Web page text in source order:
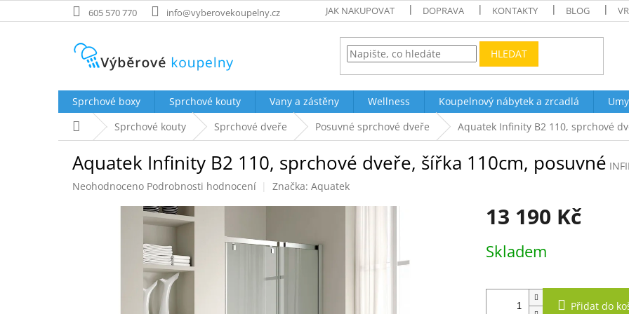
na
605 570 770 info@vyberovekoupelny.cz JAK NAKUPOVAT DOPRAVA KONTAKTY BLOG
HLEDAT
Sprchové boxy Sprchové kouty Vany a zástěny Wellness Koupelnový nábytek a zrcadlá
Domů Sprchové kouty Sprchové dveře Posuvné sprchové dveře Aquatek Infinity B2 110, sprchové
Aquatek Infinity B2 110, sprchové dveře, šířka 110cm, posuvné
Průměrné
Neohodnoceno Podrobnosti hodnocení Značka: Aquatek
13 190 Kč
cena:
Skladem
Přidat do